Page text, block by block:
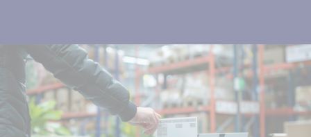
#Consommables #Impression #Traçabilité 16.07.2024
Les imprimantes thermiques
L’imprimante thermique, c’est la solution pour tous vos